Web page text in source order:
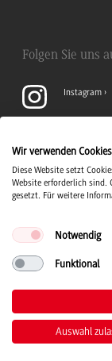
Folgen Sie uns
Instagram
LinkedIn
©
Impressum
Wir verwenden Cookies
Diese Website setzt
Website erforderlich sind.
gesetzt. Für weitere
Notwendig
Funktional
Auswahl